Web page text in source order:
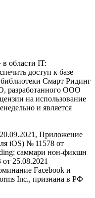
области IT:
доступ к базе
Смарт Ридинг
разработанного ООО
на использование
и является
Приложение
iOS) № 11578 от
саммари нон-фикшн
25.08.2021
Facebook и
Inc., признана в РФ